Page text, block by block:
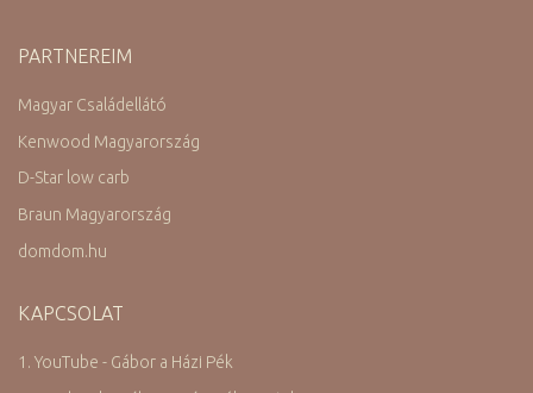
PARTNEREIM
Magyar Családellátó
Kenwood Magyarország
D-Star low carb
Braun Magyarország
domdom.hu
KAPCSOLAT
1. YouTube - Gábor a Házi Pék